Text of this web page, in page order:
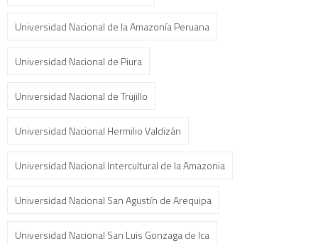
Universidad Nacional de la Amazonía Peruana
Universidad Nacional de Piura
Universidad Nacional de Trujillo
Universidad Nacional Hermilio Valdizán
Universidad Nacional Intercultural de la Amazonia
Universidad Nacional San Agustín de Arequipa
Universidad Nacional San Luis Gonzaga de Ica